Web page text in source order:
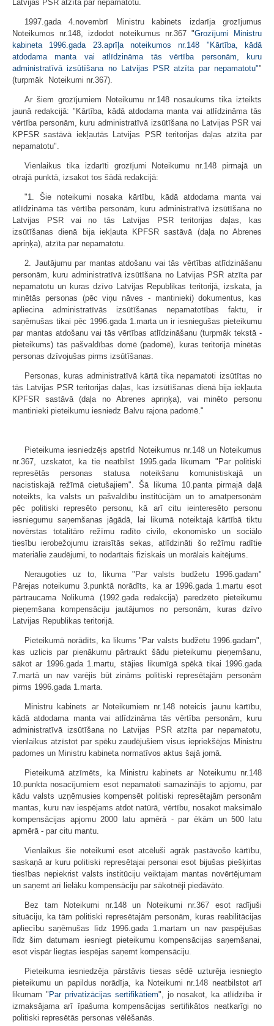
Latvijas PSR atzīta par nepamatotu.
1997.gada 4.novembrī Ministru kabinets izdarīja grozījumus
Noteikumos nr.148, izdodot noteikumus nr.367 "Grozījumi Ministru
kabineta 1996.gada 23.aprīļa noteikumos nr.148 "Kārtība, kādā
atdodama manta vai atlīdzināma tās vērtība personām, kuru
administratīvā izsūtīšana no Latvijas PSR atzīta par nepamatotu""
(turpmāk  Noteikumi nr.367).
Ar šiem grozījumiem Noteikumu nr.148 nosaukums tika izteikts
jaunā redakcijā: "Kārtība, kādā atdodama manta vai atlīdzināma tās
vērtība personām, kuru administratīvā izsūtīšana no Latvijas PSR vai
KPFSR sastāvā iekļautās Latvijas PSR teritorijas daļas atzīta par
nepamatotu".
Vienlaikus tika izdarīti grozījumi Noteikumu nr.148 pirmajā un
otrajā punktā, izsakot tos šādā redakcijā:
"1. Šie noteikumi nosaka kārtību, kādā atdodama manta vai
atlīdzināma tās vērtība personām, kuru administratīvā izsūtīšana no
Latvijas PSR vai no tās Latvijas PSR teritorijas daļas, kas
izsūtīšanas dienā bija iekļauta KPFSR sastāvā (daļa no Abrenes
apriņķa), atzīta par nepamatotu.
2. Jautājumu par mantas atdošanu vai tās vērtības atlīdzināšanu
personām, kuru administratīvā izsūtīšana no Latvijas PSR atzīta par
nepamatotu un kuras dzīvo Latvijas Republikas teritorijā, izskata, ja
minētās personas (pēc viņu nāves - mantinieki) dokumentus, kas
apliecina administratīvās izsūtīšanas nepamatotības faktu, ir
saņēmušas tikai pēc 1996.gada 1.marta un ir iesniegušas pieteikumu
par mantas atdošanu vai tās vērtības atlīdzināšanu (turpmāk tekstā -
pieteikums) tās pašvaldības domē (padomē), kuras teritorijā minētās
personas dzīvojušas pirms izsūtīšanas.
Personas, kuras administratīvā kārtā tika nepamatoti izsūtītas no
tās Latvijas PSR teritorijas daļas, kas izsūtīšanas dienā bija iekļauta
KPFSR sastāvā (daļa no Abrenes apriņķa), vai minēto personu
mantinieki pieteikumu iesniedz Balvu rajona padomē."
Pieteikuma iesniedzējs apstrīd Noteikumus nr.148 un Noteikumus
nr.367, uzskatot, ka tie neatbilst 1995.gada likumam "Par politiski
represētās personas statusa noteikšanu komunistiskajā un
nacistiskajā režīmā cietušajiem". Šā likuma 10.panta pirmajā daļā
noteikts, ka valsts un pašvaldību institūcijām un to amatpersonām
pēc politiski represēto personu, kā arī citu ieinteresēto personu
iesniegumu saņemšanas jāgādā, lai likumā noteiktajā kārtībā tiktu
novērstas totalitāro režīmu radīto civilo, ekonomisko un sociālo
tiesību ierobežojumu izraisītās sekas, atlīdzināti šo režīmu radītie
materiālie zaudējumi, to nodarītais fiziskais un morālais kaitējums.
Neraugoties uz to, likuma "Par valsts budžetu 1996.gadam"
Pārejas noteikumu 3.punktā norādīts, ka ar 1996.gada 1.martu esot
pārtraucama Nolikumā (1992.gada redakcijā) paredzēto pieteikumu
pieņemšana kompensāciju jautājumos no personām, kuras dzīvo
Latvijas Republikas teritorijā.
Pieteikumā norādīts, ka likums "Par valsts budžetu 1996.gadam",
kas uzlicis par pienākumu pārtraukt šādu pieteikumu pieņemšanu,
sākot ar 1996.gada 1.martu, stājies likumīgā spēkā tikai 1996.gada
7.martā un nav varējis būt zināms politiski represētajām personām
pirms 1996.gada 1.marta.
Ministru kabinets ar Noteikumiem nr.148 noteicis jaunu kārtību,
kādā atdodama manta vai atlīdzināma tās vērtība personām, kuru
administratīvā izsūtīšana no Latvijas PSR atzīta par nepamatotu,
vienlaikus atzīstot par spēku zaudējušiem visus iepriekšējos Ministru
padomes un Ministru kabineta normatīvos aktus šajā jomā.
Pieteikumā atzīmēts, ka Ministru kabinets ar Noteikumu nr.148
10.punkta nosacījumiem esot nepamatoti samazinājis to apjomu, par
kādu valsts uzņēmusies kompensēt politiski represētajām personām
mantas, kuru nav iespējams atdot natūrā, vērtību, nosakot maksimālo
kompensācijas apjomu 2000 latu apmērā - par ēkām un 500 latu
apmērā - par citu mantu.
Vienlaikus šie noteikumi esot atcēluši agrāk pastāvošo kārtību,
saskaņā ar kuru politiski represētajai personai esot bijušas piešķirtas
tiesības nepiekrist valsts institūciju veiktajam mantas novērtējumam
un saņemt arī lielāku kompensāciju par sākotnēji piedāvāto.
Bez tam Noteikumi nr.148 un Noteikumi nr.367 esot radījuši
situāciju, ka tām politiski represētajām personām, kuras reabilitācijas
apliecību saņēmušas līdz 1996.gada 1.martam un nav paspējušas
līdz šim datumam iesniegt pieteikumu kompensācijas saņemšanai,
esot vispār liegtas iespējas saņemt kompensāciju.
Pieteikuma iesniedzēja pārstāvis tiesas sēdē uzturēja iesniegto
pieteikumu un papildus norādīja, ka Noteikumi nr.148 neatbilstot arī
likumam " Par privatizācijas sertifikātiem", jo nosakot, ka atlīdzība ir
izmaksājama arī īpašuma kompensācijas sertifikātos neatkarīgi no
politiski represētās personas vēlēšanās.